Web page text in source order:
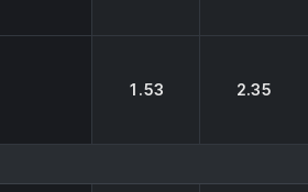
1.53 2.35